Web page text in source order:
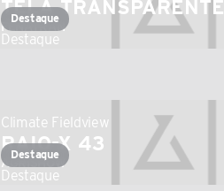
TELA TRANSPARENTE
FENATRAN
Destaque
Destaque
Climate Fieldview
RAIO-X 43
AGRISHOW
Destaque
Destaque